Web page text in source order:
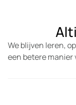
We blijven leren,
een betere manier